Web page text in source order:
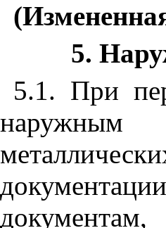
5.
5.1. При
наружным